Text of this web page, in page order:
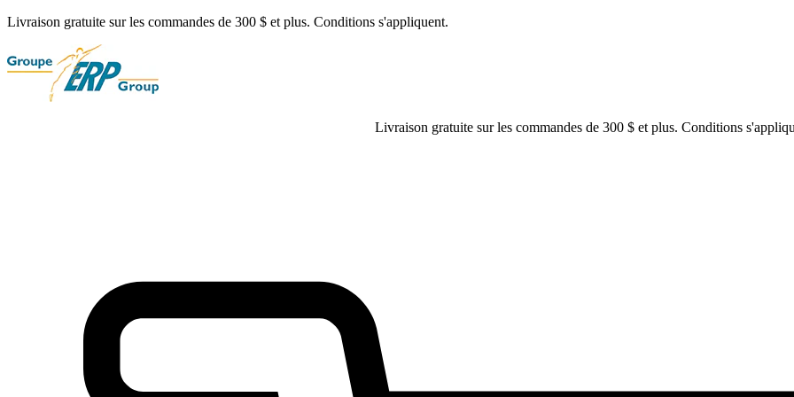
Livraison gratuite sur les commandes de 300 $ et plus. Conditions s'appliquent.
Livraison gratuite sur les commandes de 300 $ et plus. Conditions